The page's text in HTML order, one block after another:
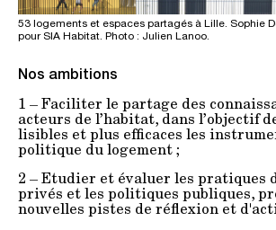
53 logements et espaces partagés à Lille. Sophie
pour SIA Habitat. Photo : Julien Lanoo.
Nos ambitions
1 – Faciliter le partage des
acteurs de l’habitat, dans l’objectif
lisibles et plus efficaces les
politique du logement ;
2 – Etudier et évaluer les pratiques
privés et les politiques publiques,
nouvelles pistes de réflexion et